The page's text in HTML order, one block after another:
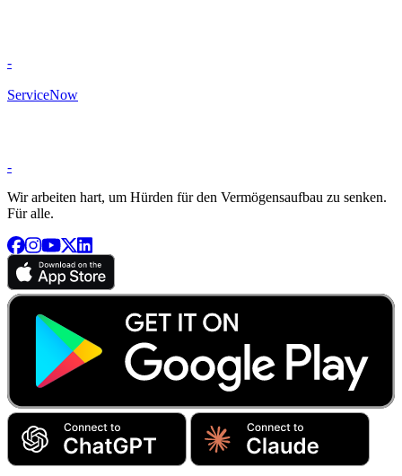
-
ServiceNow
-
Wir arbeiten hart, um Hürden für den Vermögensaufbau zu senken.
Für alle.